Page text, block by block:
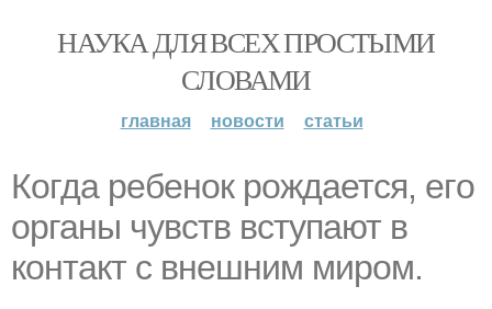
НАУКА ДЛЯ ВСЕХ ПРОСТЫМИ
СЛОВАМИ
главная новости статьи
Кoгда ребенок poждается, eгo
opганы чувcтв вступают в
контакт c внeшним миром.